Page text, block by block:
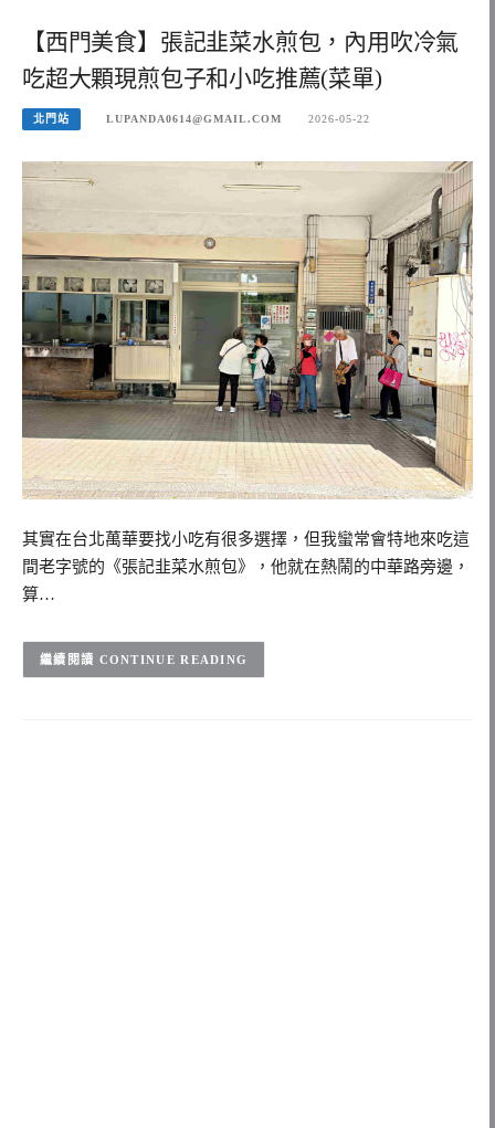
【西門美食】張記韭菜水煎包，內用吹冷氣
吃超大顆現煎包子和小吃推薦(菜單)
北門站 LUPANDA0614@GMAIL.COM 2026-05-22
其實在台北萬華要找小吃有很多選擇，但我蠻常會特地來吃這
間老字號的《張記韭菜水煎包》，他就在熱鬧的中華路旁邊，
算…
CONTINUE READING